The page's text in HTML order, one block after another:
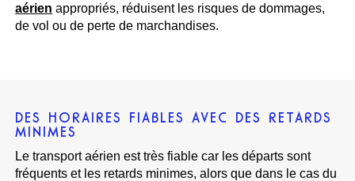
aérien appropriés, réduisent les risques de dommages,
de vol ou de perte de marchandises.
DES HORAIRES FIABLES AVEC DES RETARDS
MINIMES
Le transport aérien est très fiable car les départs sont
fréquents et les retards minimes, alors que dans le cas du